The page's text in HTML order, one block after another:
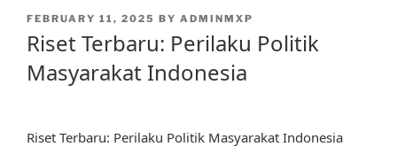
POSTED
ON
FEBRUARY 11, 2025 BY ADMINMXP
Riset Terbaru: Perilaku Politik
Masyarakat Indonesia
Riset Terbaru: Perilaku Politik Masyarakat Indonesia